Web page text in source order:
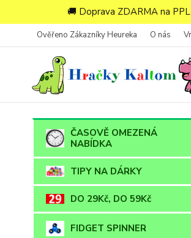
🚚 Doprava ZDARMA na
Ověřeno Zákazníky Heureka O nás
ČASOVĚ OMEZENÁ
NABÍDKA
TIPY NA DÁRKY
DO 29Kč, DO 59Kč
FIDGET SPINNER